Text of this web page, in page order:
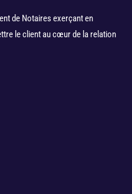
de Notaires exerçant en
le client au cœur de la relation